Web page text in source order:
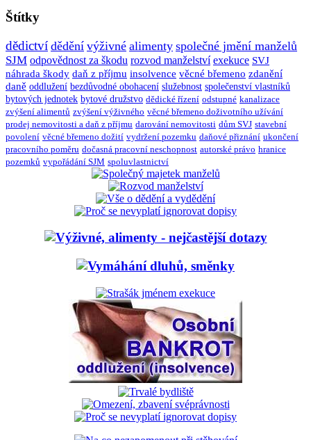
Štítky
dědictví dědění výživné alimenty společné jmění manželů
SJM odpovědnost za škodu rozvod manželství exekuce SVJ
náhrada škody daň z příjmu insolvence věcné břemeno zdanění
daně oddlužení bezdůvodné obohacení služebnost společenství vlastníků
bytových jednotek bytové družstvo dědické řízení odstupné kanalizace
zvýšení alimentů zvýšení výživného věcné břemeno doživotního užívání
prodej nemovitosti a daň z příjmu darování nemovitosti dům SVJ stavební
povolení věcné břemeno dožití vydržení pozemku daňové přiznání ukončení
pracovního poměru dočasná pracovní neschopnost autorské právo hranice
pozemků vypořádání SJM spoluvlastnictví